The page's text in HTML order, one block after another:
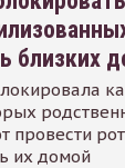
близких
провести
их домой